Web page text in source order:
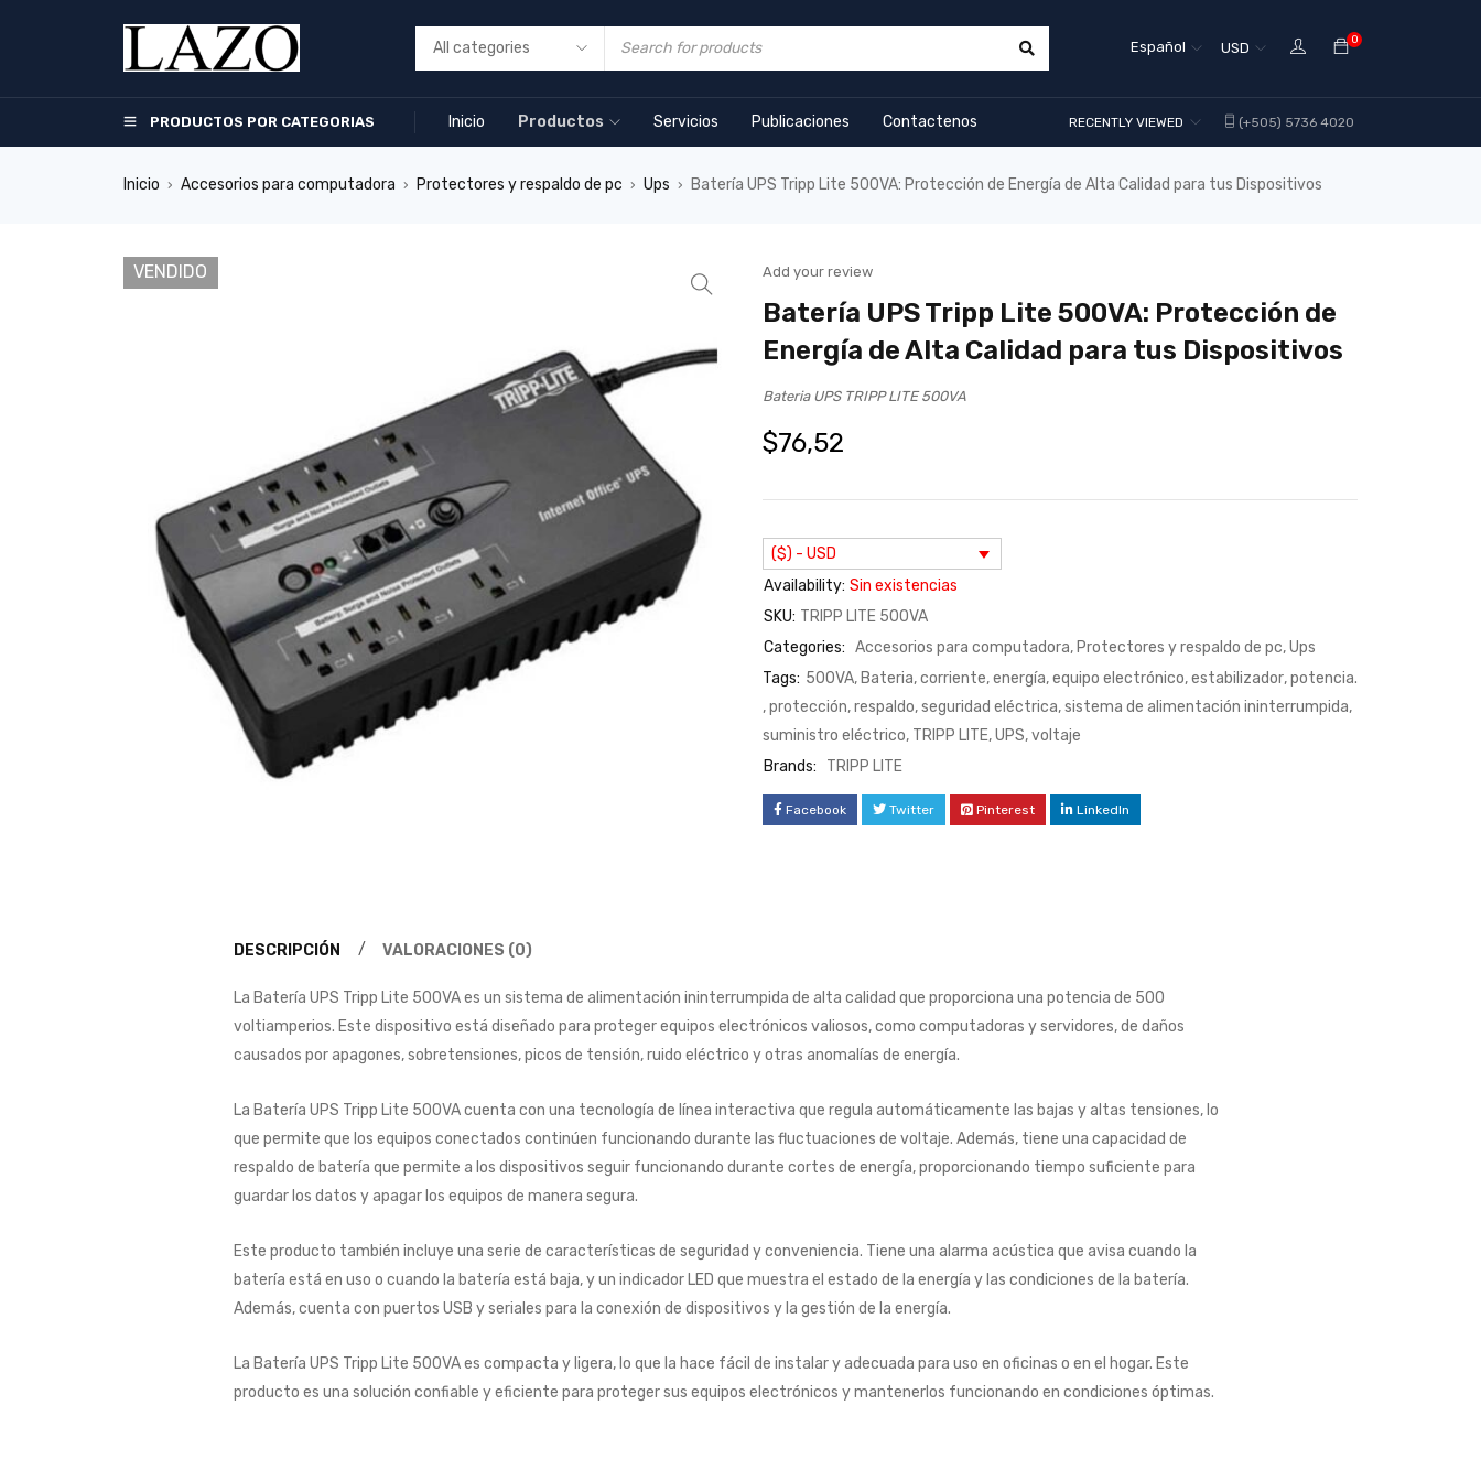
0
USD
Español
PRODUCTOS POR CATEGORIAS Inicio Productos Servicios Publicaciones Contactenos (+505) 5736 4020
RECENTLY VIEWED
Inicio › Accesorios para computadora › Protectores y respaldo de pc › Ups › Batería UPS Tripp Lite 500VA: Protección de Energía de Alta Calidad para tus Dispositivos
VENDIDO Add your review
Batería UPS Tripp Lite 500VA: Protección de
Energía de Alta Calidad para tus Dispositivos
Bateria UPS TRIPP LITE 500VA
$76,52
($) - USD
Availability: Sin existencias
SKU: TRIPP LITE 500VA
Categories: Accesorios para computadora, Protectores y respaldo de pc,Ups
Tags: 500VA, Bateria,corriente,energía,equipo electrónico,estabilizador,potencia.
,protección,respaldo,seguridad eléctrica,sistema de alimentación ininterrumpida,
suministro eléctrico, TRIPP LITE,UPS,voltaje
Brands:
TRIPP LITE
Facebook Twitter Pinterest LinkedIn
DESCRIPCIÓN VALORACIONES (0)
La Batería UPS Tripp Lite 500VA es un sistema de alimentación ininterrumpida de alta calidad que proporciona una potencia de 500
voltiamperios. Este dispositivo está diseñado para proteger equipos electrónicos valiosos, como computadoras y servidores, de daños
causados por apagones, sobretensiones, picos de tensión, ruido eléctrico y otras anomalías de energía.
La Batería UPS Tripp Lite 500VA cuenta con una tecnología de línea interactiva que regula automáticamente las bajas y altas tensiones, lo
que permite que los equipos conectados continúen funcionando durante las fluctuaciones de voltaje. Además, tiene una capacidad de
respaldo de batería que permite a los dispositivos seguir funcionando durante cortes de energía, proporcionando tiempo suficiente para
guardar los datos y apagar los equipos de manera segura.
Este producto también incluye una serie de características de seguridad y conveniencia. Tiene una alarma acústica que avisa cuando la
batería está en uso o cuando la batería está baja, y un indicador LED que muestra el estado de la energía y las condiciones de la batería.
Además, cuenta con puertos USB y seriales para la conexión de dispositivos y la gestión de la energía.
La Batería UPS Tripp Lite 500VA es compacta y ligera, lo que la hace fácil de instalar y adecuada para uso en oficinas o en el hogar. Este
producto es una solución confiable y eficiente para proteger sus equipos electrónicos y mantenerlos funcionando en condiciones óptimas.